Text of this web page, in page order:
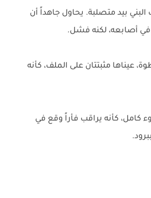
البني بيد متصلبة. يحاول جاهداً أن
أصابعه، لكنه فشل.
عيناها مثبتتان على الملف، كأنه
كأنه يراقب فأراً وقع في